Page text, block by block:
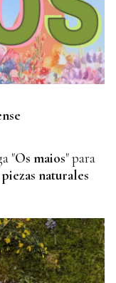
"Os maios" para
naturales